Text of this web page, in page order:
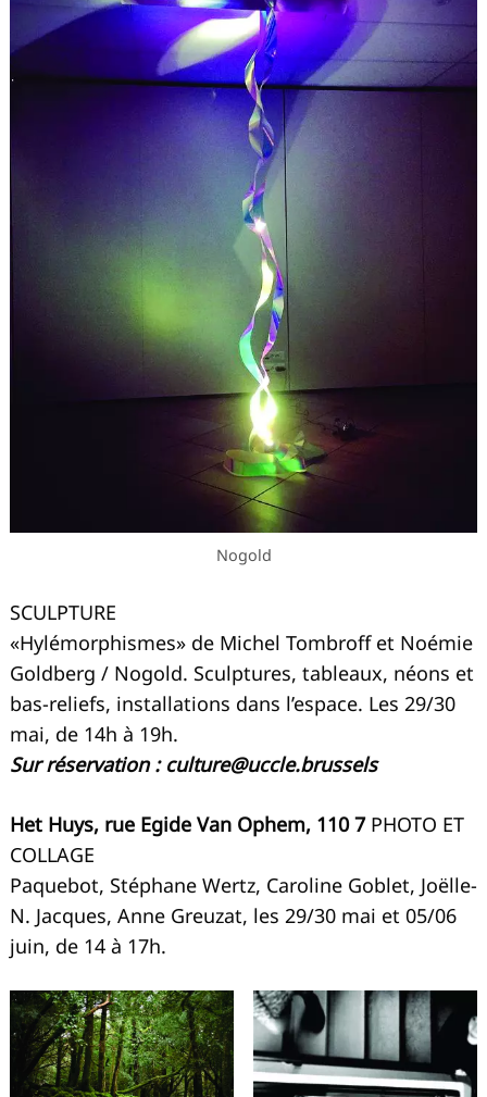
Nogold
SCULPTURE
«Hylémorphismes» de Michel Tombroff et Noémie
Goldberg / Nogold. Sculptures, tableaux, néons et
bas-reliefs, installations dans l’espace. Les 29/30
mai, de 14h à 19h.
Sur réservation : culture@uccle.brussels
Het Huys, rue Egide Van Ophem, 110 7 PHOTO ET
COLLAGE
Paquebot, Stéphane Wertz, Caroline Goblet, Joëlle-
N. Jacques, Anne Greuzat, les 29/30 mai et 05/06
juin, de 14 à 17h.